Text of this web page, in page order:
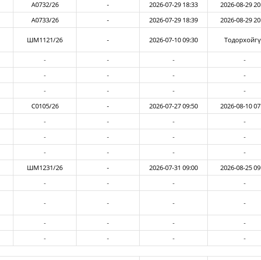
A0732/26 - 2026-07-29 18:33
2026-08-29
A0733/26 - 2026-07-29 18:39 2026-08-29
ШМ1121/26 - 2026-07-10 09:30
- - -
-
- - -
-
- - -
-
C0105/26 - 2026-07-27 09:50
2026-08-10
- - -
-
- - -
-
- - -
-
ШМ1231/26 - 2026-07-31 09:00
2026-08-25
- - - -
- - - -
- - -
-
- - -
-